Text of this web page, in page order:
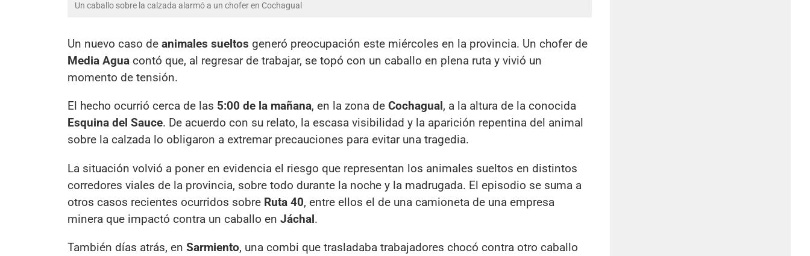
Un caballo sobre la calzada alarmó a un chofer en Cochagual
Un nuevo caso de animales sueltos generó preocupación este miércoles en la provincia. Un chofer de
Media Agua contó que, al regresar de trabajar, se topó con un caballo en plena ruta y vivió un
momento de tensión.
El hecho ocurrió cerca de las 5:00 de la mañana, en la zona de Cochagual, a la altura de la conocida
Esquina del Sauce. De acuerdo con su relato, la escasa visibilidad y la aparición repentina del animal
sobre la calzada lo obligaron a extremar precauciones para evitar una tragedia.
La situación volvió a poner en evidencia el riesgo que representan los animales sueltos en distintos
corredores viales de la provincia, sobre todo durante la noche y la madrugada. El episodio se suma a
otros casos recientes ocurridos sobre Ruta 40, entre ellos el de una camioneta de una empresa
minera que impactó contra un caballo en Jáchal.
También días atrás, en Sarmiento, una combi que trasladaba trabajadores chocó contra otro caballo